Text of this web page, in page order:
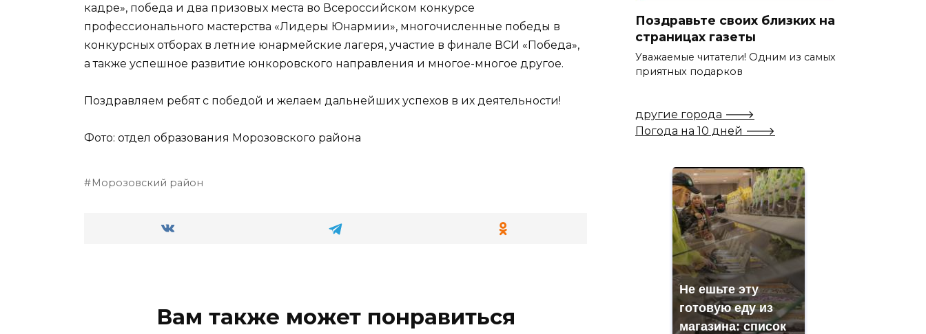
кадре», победа и два призовых места во Всероссийском конкурсе
профессионального мастерства «Лидеры Юнармии», многочисленные победы в
конкурсных отборах в летние юнармейские лагеря, участие в финале ВСИ «Победа»,
а также успешное развитие юнкоровского направления и многое-многое другое.
Поздравляем ребят с победой и желаем дальнейших успехов в их деятельности!
Фото: отдел образования Морозовского района
Морозовский район
Вам также может понравиться
Поздравьте своих близких на
страницах газеты
Уважаемые читатели! Одним из самых
приятных подарков
другие города 🡒
Погода на 10 дней 🡒
Не ешьте эту
готовую еду из
магазина: список